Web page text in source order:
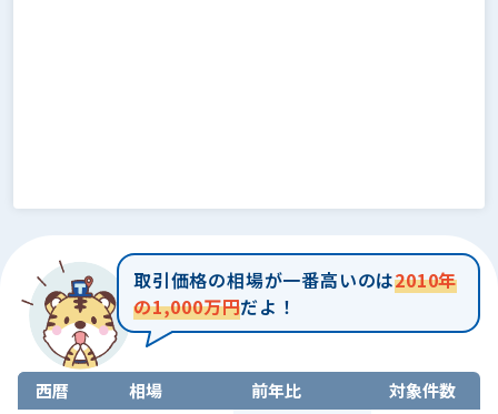
取引価格の相場が一番高いのは2010年
の1,000万円だよ！
西暦 相場 前年比
対象件数